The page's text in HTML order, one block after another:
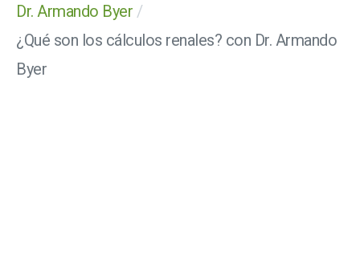
Dr. Armando Byer
¿Qué son los cálculos renales? con Dr. Armando
Byer